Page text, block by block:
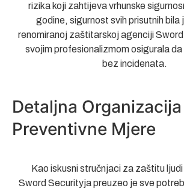
rizika koji zahtijeva vrhunske
godine, sigurnost svih prisutnih bila
renomiranoj zaštitarskoj agenciji
svojim profesionalizmom osigurala
bez incidenata.
Detaljna
Preventivne Mjere
Kao iskusni stručnjaci za zaštitu
Sword Securityja preuzeo je sve